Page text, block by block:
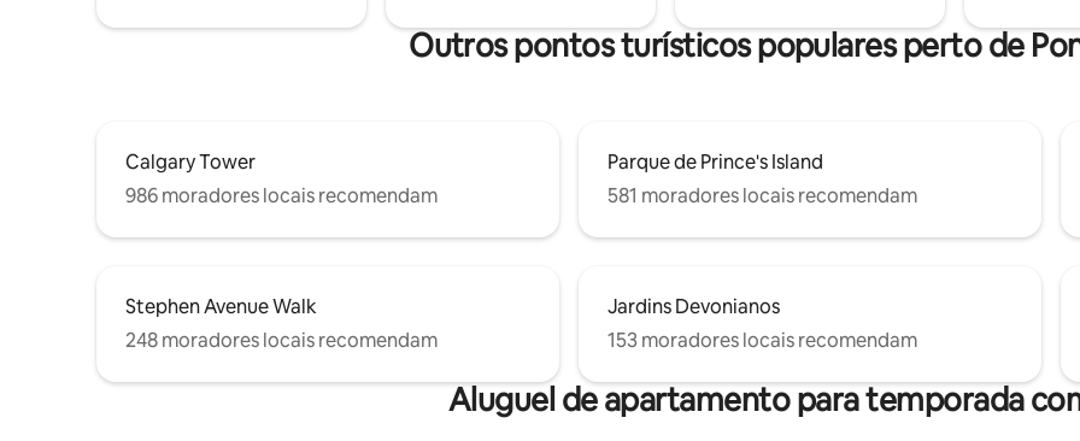
aconchegantes.
Outros pontos turísticos populares perto de
Calgary Tower
986 moradores locais recomendam
Parque de Prince's Island
581 moradores locais recomendam
Stephen Avenue Walk
248 moradores locais recomendam
Jardins Devonianos
153 moradores locais recomendam
Aluguel de apartamento para temporada